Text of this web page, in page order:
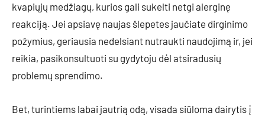
kvapiųjų medžiagų, kurios gali sukelti netgi alerginę
reakciją. Jei apsiavę naujas šlepetes jaučiate dirginimo
požymius, geriausia nedelsiant nutraukti naudojimą ir, jei
reikia, pasikonsultuoti su gydytoju dėl atsiradusių
problemų sprendimo.
Bet, turintiems labai jautrią odą, visada siūloma dairytis į